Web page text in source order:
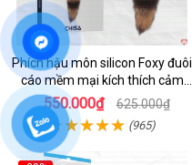
Phích hậu môn silicon Foxy đuôi
cáo mềm mại kích thích cảm
giác mới
550.000₫ 625.000₫
(965)